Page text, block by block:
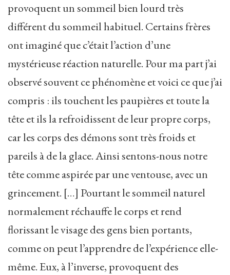
provoquent un sommeil bien lourd très
différent du sommeil habituel. Certains frères
ont imaginé que c’était l’action d’une
mystérieuse réaction naturelle. Pour ma part j’ai
observé souvent ce phénomène et voici ce que j’ai
compris : ils touchent les paupières et toute la
tête et ils la refroidissent de leur propre corps,
car les corps des démons sont très froids et
pareils à de la glace. Ainsi sentons-nous notre
tête comme aspirée par une ventouse, avec un
grincement. […] Pourtant le sommeil naturel
normalement réchauffe le corps et rend
florissant le visage des gens bien portants,
comme on peut l’apprendre de l’expérience elle-
même. Eux, à l’inverse, provoquent des